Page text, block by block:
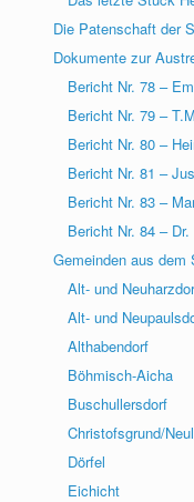
Die Patenschaft der
Dokumente zur
Bericht Nr. 78 –
Bericht Nr. 79 –
Bericht Nr. 80 –
Bericht Nr. 81 –
Bericht Nr. 83 –
Bericht Nr. 84 –
Gemeinden aus dem
Alt- und
Alt- und
Althabendorf
Böhmisch-Aicha
Buschullersdorf
Christofsgrund/
Dörfel
Eichicht